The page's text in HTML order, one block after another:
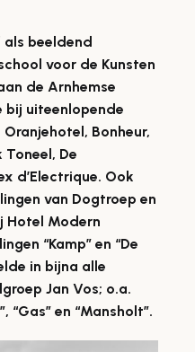
als beeldend
voor de Kunsten
de Arnhemse
bij uiteenlopende
Bonheur,
De
d’Electrique. Ook
van Dogtroep en
Hotel Modern
“Kamp” en “De
in bijna alle
Jan Vos; o.a.
“Gas” en “Mansholt”.